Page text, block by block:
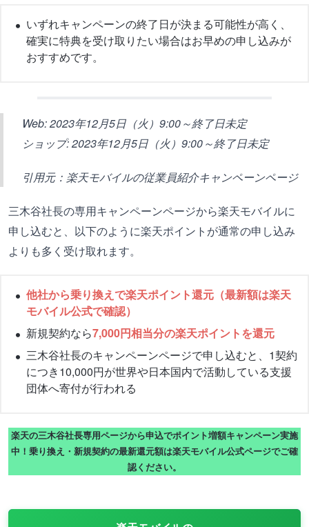
いずれキャンペーンの終了日が決まる可能性が高く、
確実に特典を受け取りたい場合はお早めの申し込みが
おすすめです。
Web: 2023年12月5日（火）9:00～終了日未定
ショップ: 2023年12月5日（火）9:00～終了日未定
引用元：楽天モバイルの従業員紹介キャンペーンページ
三木谷社長の専用キャンペーンページから楽天モバイルに
申し込むと、以下のように楽天ポイントが通常の申し込み
よりも多く受け取れます。
他社から乗り換えで楽天ポイント還元（最新額は楽天
モバイル公式で確認）
新規契約なら7,000円相当分の楽天ポイントを還元
三木谷社長のキャンペーンページで申し込むと、1契約
につき10,000円が世界や日本国内で活動している支援
団体へ寄付が行われる
楽天の三木谷社長専用ページから申込でポイント増額キャンペーン実施
中！乗り換え・新規契約の最新還元額は楽天モバイル公式ページでご確
認ください。